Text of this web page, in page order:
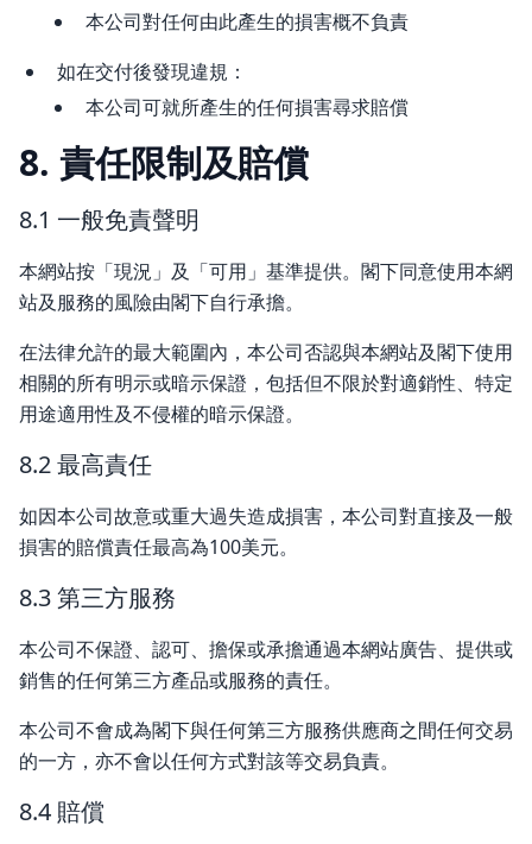
本公司對任何由此產生的損害概不負責
如在交付後發現違規：
本公司可就所產生的任何損害尋求賠償
8. 責任限制及賠償
8.1 一般免責聲明
本網站按「現況」及「可用」基準提供。閣下同意使用本網
站及服務的風險由閣下自行承擔。
在法律允許的最大範圍內，本公司否認與本網站及閣下使用
相關的所有明示或暗示保證，包括但不限於對適銷性、特定
用途適用性及不侵權的暗示保證。
8.2 最高責任
如因本公司故意或重大過失造成損害，本公司對直接及一般
損害的賠償責任最高為100美元。
8.3 第三方服務
本公司不保證、認可、擔保或承擔通過本網站廣告、提供或
銷售的任何第三方產品或服務的責任。
本公司不會成為閣下與任何第三方服務供應商之間任何交易
的一方，亦不會以任何方式對該等交易負責。
8.4 賠償